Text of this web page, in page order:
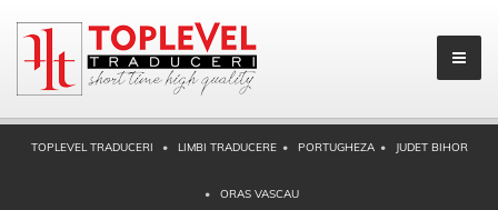
TOPLEVEL TRADUCERI LIMBI TRADUCERE PORTUGHEZA JUDET BIHOR
ORAS VASCAU